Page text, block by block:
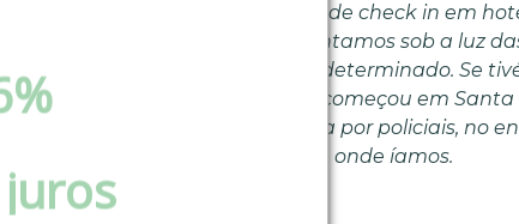
sem preocupação com horário de check in em
em lugares de tirar o fôlego, jantamos sob a luz
compromisso ou horário pré determinado. Se
LIBERDADE! Nossa viagem começou em Santa
algumas vezes na estrada por policiais, no
de onde vínhamos e para onde íamos.